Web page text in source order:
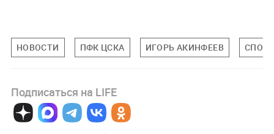
НОВОСТИ ПФК ЦСКА ИГОРЬ АКИНФЕЕВ СПОРТ
Подписаться на LIFE